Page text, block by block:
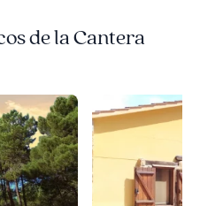
de la Cantera